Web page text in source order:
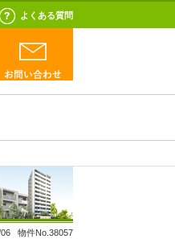
よくある質問
物件No.38057